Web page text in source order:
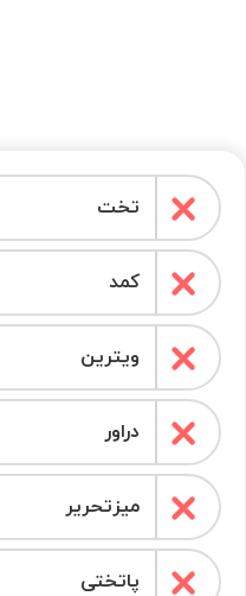
تخت
کمد
ویترین
دراور
میزتحریر
پاتختی